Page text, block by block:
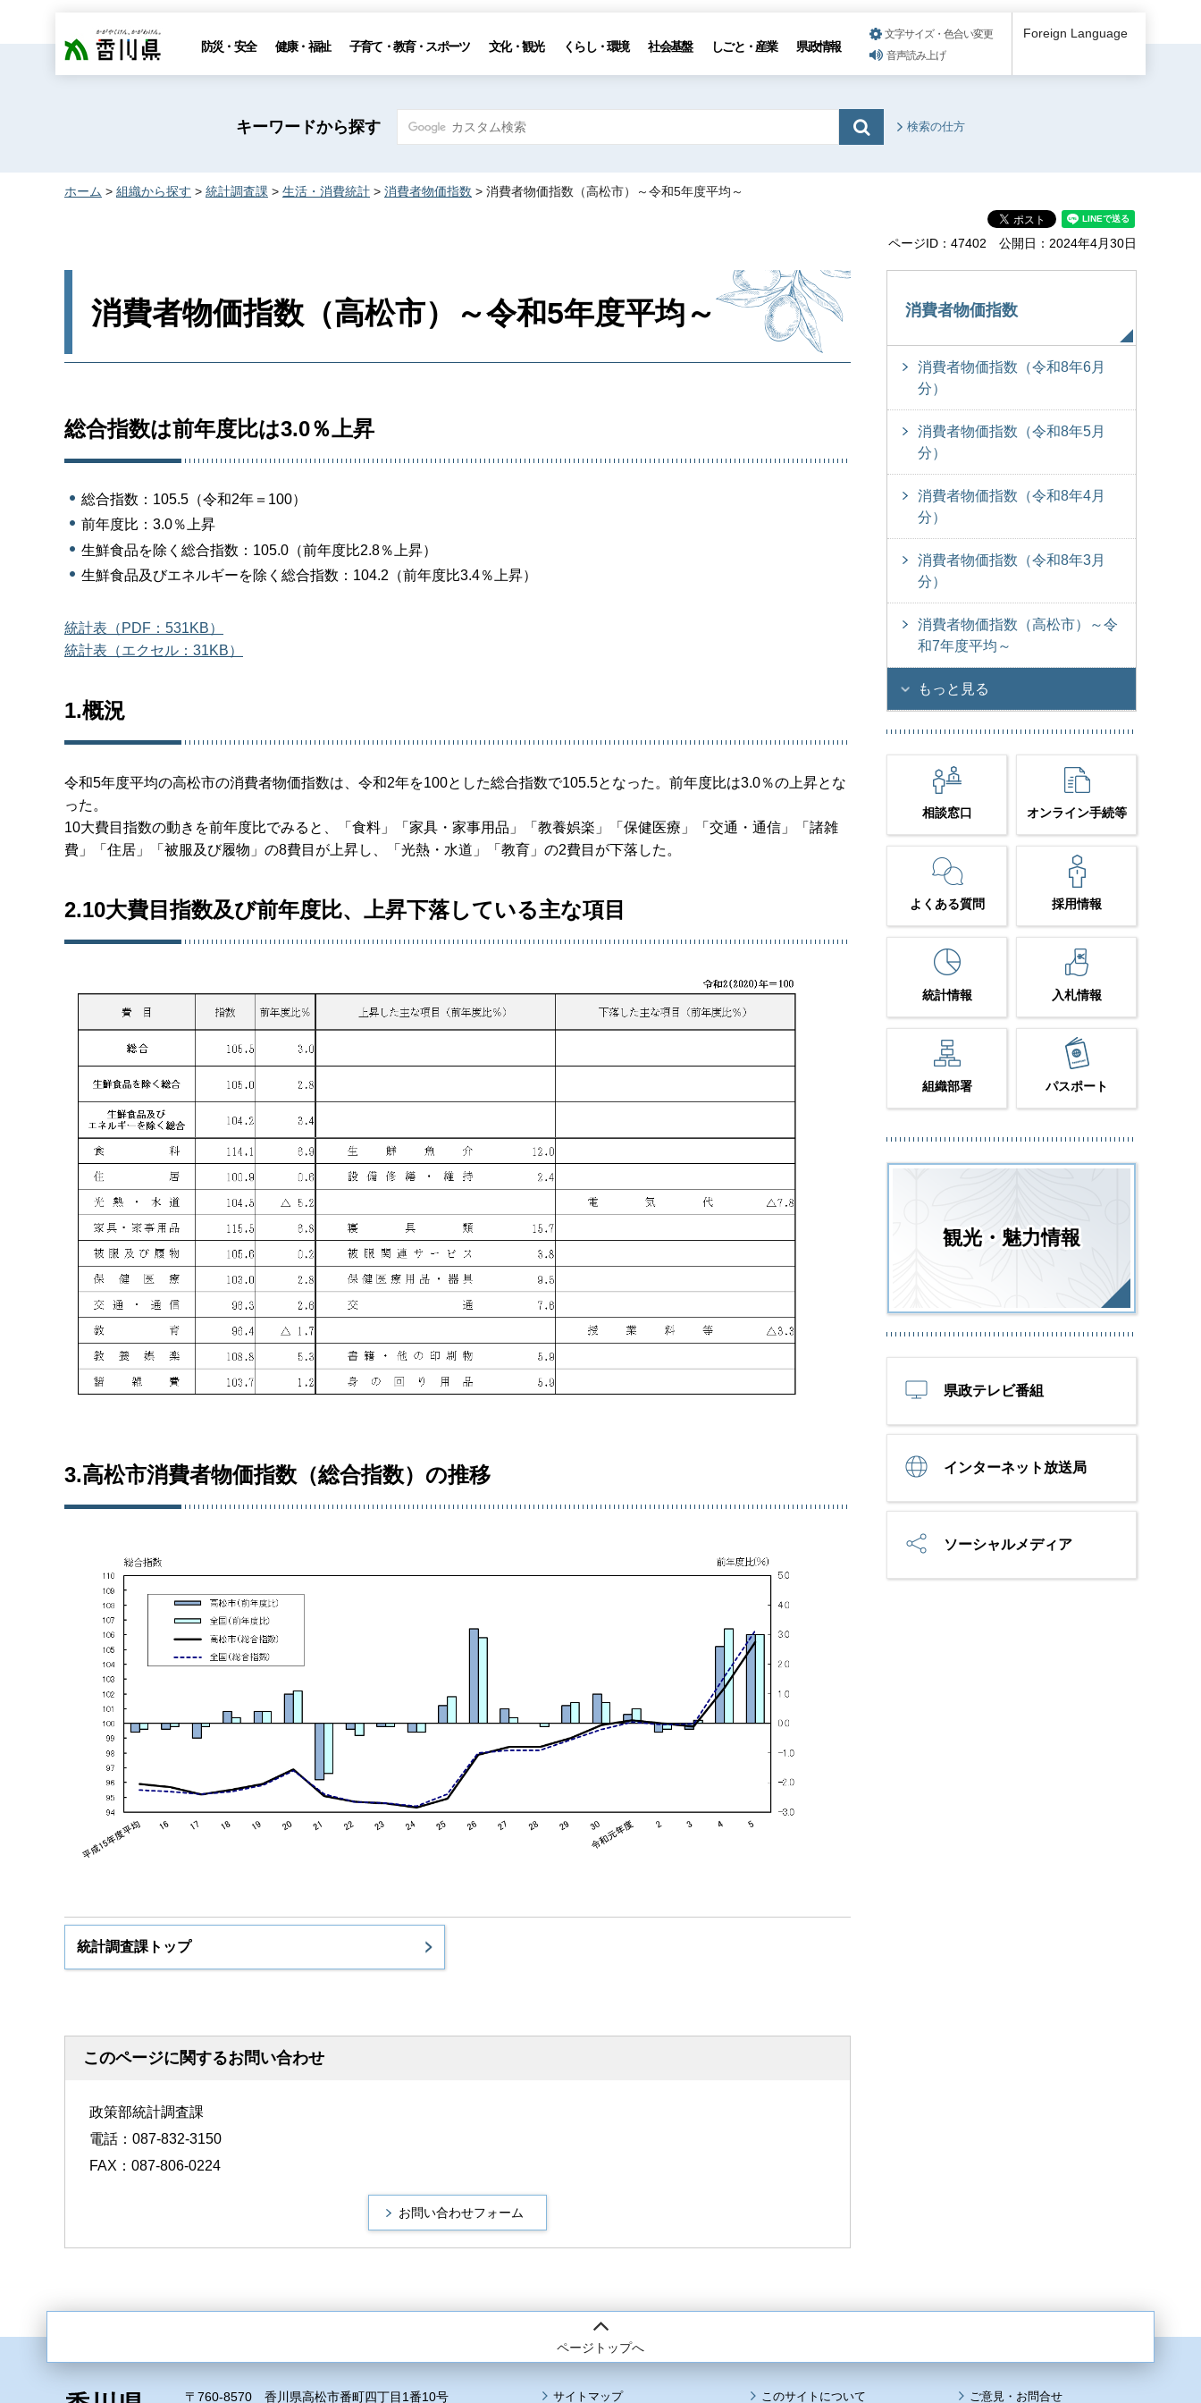
香川県 防災・安全 健康・福祉 子育て・教育・スポーツ 文化・観光 くらし・環境 社会基盤 しごと・産業 県政情報
文字サイズ・色合い変更
音声読み上げ
Foreign Language
キーワードから探す 検索の仕方
ホーム > 組織から探す > 統計調査課 > 生活・消費統計 > 消費者物価指数 > 消費者物価指数（高松市）～令和5年度平均～
ページID：47402 公開日：2024年4月30日
消費者物価指数（高松市）～令和5年度平均～
総合指数は前年度比は3.0％上昇
総合指数：105.5（令和2年＝100）
前年度比：3.0％上昇
生鮮食品を除く総合指数：105.0（前年度比2.8％上昇）
生鮮食品及びエネルギーを除く総合指数：104.2（前年度比3.4％上昇）
統計表（PDF：531KB）
統計表（エクセル：31KB）
1.概況
令和5年度平均の高松市の消費者物価指数は、令和2年を100とした総合指数で105.5となった。前年度比は3.0％の上昇とな
った。
10大費目指数の動きを前年度比でみると、「食料」「家具・家事用品」「教養娯楽」「保健医療」「交通・通信」「諸雑
費」「住居」「被服及び履物」の8費目が上昇し、「光熱・水道」「教育」の2費目が下落した。
2.10大費目指数及び前年度比、上昇下落している主な項目
3.高松市消費者物価指数（総合指数）の推移
統計調査課トップ
このページに関するお問い合わせ
政策部統計調査課
電話：087-832-3150
FAX：087-806-0224
消費者物価指数
消費者物価指数（令和8年6月
分）
消費者物価指数（令和8年5月
分）
消費者物価指数（令和8年4月
分）
消費者物価指数（令和8年3月
分）
消費者物価指数（高松市）～令
和7年度平均～
もっと見る
相談窓口 オンライン手続等
よくある質問 採用情報
統計情報 入札情報
組織部署 パスポート
観光・魅力情報
県政テレビ番組
インターネット放送局
ソーシャルメディア
ページトップへ
〒760-8570 香川県高松市番町四丁目1番10号 サイトマップ このサイトについて